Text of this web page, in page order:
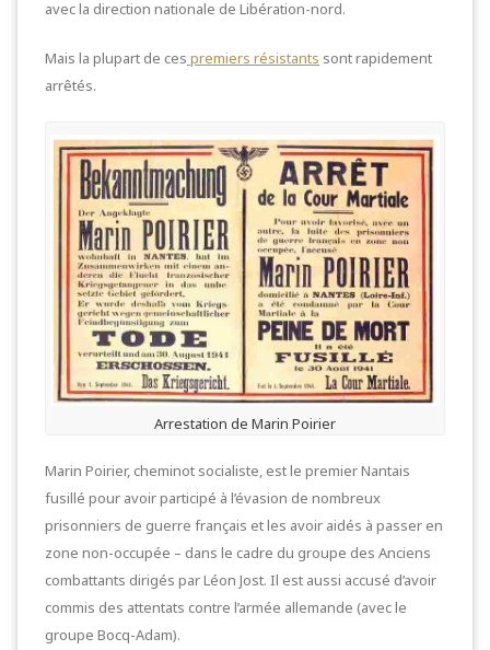
avec la direction nationale de Libération-nord.
Mais la plupart de ces premiers résistants sont rapidement
arrêtés.
Arrestation de Marin Poirier
Marin Poirier, cheminot socialiste, est le premier Nantais
fusillé pour avoir participé à l’évasion de nombreux
prisonniers de guerre français et les avoir aidés à passer en
zone non-occupée – dans le cadre du groupe des Anciens
combattants dirigés par Léon Jost. Il est aussi accusé d’avoir
commis des attentats contre l’armée allemande (avec le
groupe Bocq-Adam).